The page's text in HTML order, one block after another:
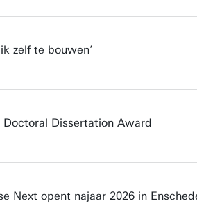
zelf te bouwen’
Doctoral Dissertation Award
Next opent najaar 2026 in